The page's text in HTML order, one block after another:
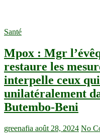
Santé
Mpox : Mgr
restaure les
interpelle ceux
unilatéralement
Butembo-Beni
greenafia août 28, 2024 No